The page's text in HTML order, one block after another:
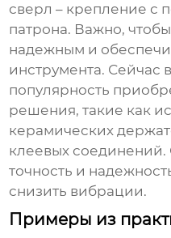
сверл – крепление с
патрона. Важно,
надежным и
инструмента. Сейчас
популярность
решения, такие как
керамических
клеевых
точность и
снизить вибрации.
Примеры из